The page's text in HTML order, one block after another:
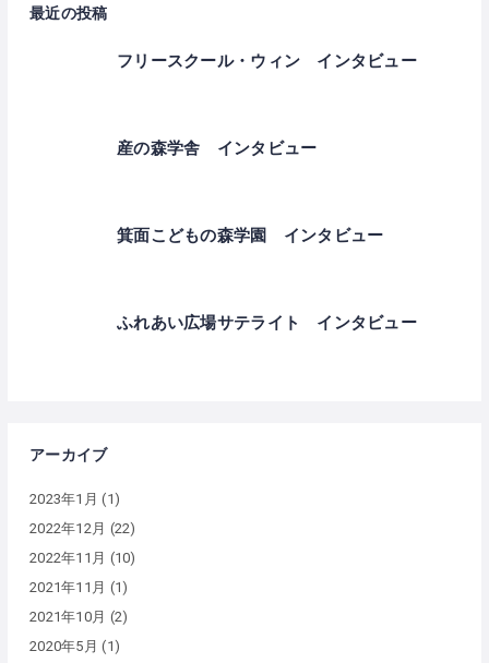
最近の投稿
フリースクール・ウィン インタビュー
産の森学舎 インタビュー
箕面こどもの森学園 インタビュー
ふれあい広場サテライト インタビュー
アーカイブ
2023年1月 (1)
2022年12月 (22)
2022年11月 (10)
2021年11月 (1)
2021年10月 (2)
2020年5月 (1)